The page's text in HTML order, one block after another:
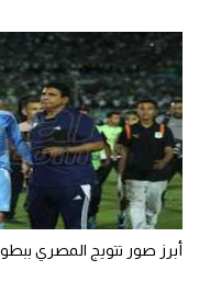
أبرز صور تتويج المصري